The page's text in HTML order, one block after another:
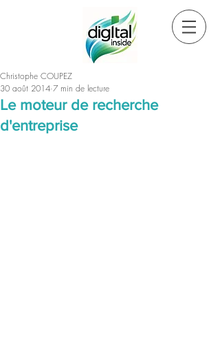
Le moteur de recherche
d'entreprise
Christophe COUPEZ
30 août 2014 7 min de lecture